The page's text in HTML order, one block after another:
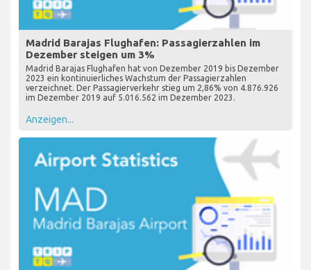
Madrid Barajas Flughafen: Passagierzahlen im
Dezember steigen um 3%
Madrid Barajas Flughafen hat von Dezember 2019 bis Dezember
2023 ein kontinuierliches Wachstum der Passagierzahlen
verzeichnet. Der Passagierverkehr stieg um 2,86% von 4.876.926
im Dezember 2019 auf 5.016.562 im Dezember 2023.
Anzeigen...